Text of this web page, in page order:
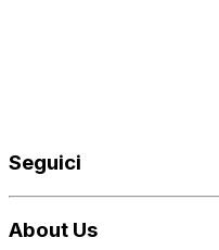
Seguici
About Us